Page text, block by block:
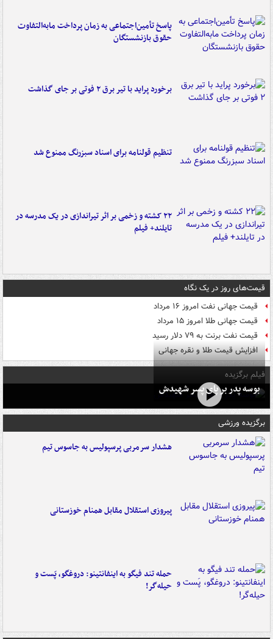
پاسخ تأمین‌اجتماعی به زمان پرداخت مابه‌التفاوت
حقوق بازنشستگان
برخورد پراید با تیر برق ۲ فوتی بر جای گذاشت
تنظیم قولنامه برای اسناد سبزرنگ ممنوع شد
۲۲ کشته و زخمی بر اثر تیراندازی در یک مدرسه در
تایلند+ فیلم
قیمت‌های روز در یک نگاه
قیمت جهانی نفت امروز ۱۶ مرداد
قیمت جهانی طلا امروز ۱۵ مرداد
قیمت نفت برنت به ۷۹ دلار رسید
افزایش قیمت طلا و نقره جهانی
فیلم برگزیده
بوسه‌ پدر بر پای پسر شهیدش
برگزیده ورزشی
هشدار سرمربی پرسپولیس به جاسوس تیم
پیروزی استقلال مقابل همنام خوزستانی
حمله تند فیگو به اینفانتینو: دروغگو، پَست‌ و
حیله‌گر!